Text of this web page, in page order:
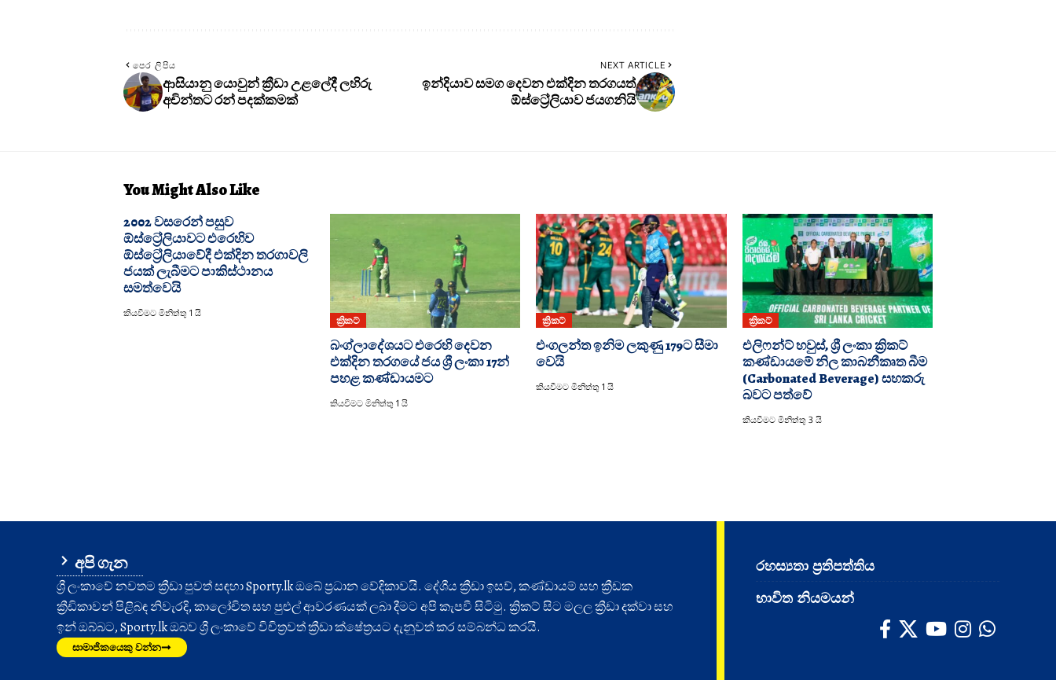
පෙර ලිපිය
ආසියානු යොවුන් ක්‍රීඩා උළලේදී ලහිරු
අචින්තට රන් පදක්කමක්
NEXT ARTICLE
ඉන්දියාව සමග දෙවන එක්දින තරගයත්
ඕස්ට්‍රේලියාව ජයගනියි
You Might Also Like
2002 වසරෙන් පසුව
ඕස්ට්‍රේලියාවට එරෙහිව
ඕස්ට්‍රේලියාවේදී එක්දින තරගාවලි
ජයක් ලැබීමට පාකිස්ථානය
සමත්වෙයි
කියවීමට මිනිත්තු 1 යි
ක්‍රිකට්
බංග්ලාදේශයට එරෙහි දෙවන
එක්දින තරගයේ ජය ශ්‍රී ලංකා 17න්
පහළ කණ්ඩායමට
කියවීමට මිනිත්තු 1 යි
ක්‍රිකට්
එංගලන්ත ඉනිම ලකුණු 179ට සීමා
වෙයි
කියවීමට මිනිත්තු 1 යි
ක්‍රිකට්
එලිෆන්ට් හවුස්, ශ්‍රී ලංකා ක්‍රිකට්
කණ්ඩායමේ නිල කාබනීකෘත බීම
(Carbonated Beverage) සහකරු
බවට පත්වේ
කියවීමට මිනිත්තු 3 යි
අපි ගැන
ශ්‍රී ලංකාවේ නවතම ක්‍රීඩා පුවත් සඳහා Sporty.lk ඔබේ ප්‍රධාන වේදිකාවයි. දේශීය ක්‍රීඩා ඉසව්, කණ්ඩායම් සහ ක්‍රීඩක
ක්‍රීඩිකාවන් පිළිබඳ නිවැරදි, කාලෝචිත සහ පුළුල් ආවරණයක් ලබා දීමට අපි කැපවී සිටිමු. ක්‍රිකට් සිට මලල ක්‍රීඩා දක්වා සහ
ඉන් ඔබ්බට, Sporty.lk ඔබව ශ්‍රී ලංකාවේ විචිත්‍රවත් ක්‍රීඩා ක්ෂේත්‍රයට දැනුවත් කර සම්බන්ධ කරයි.
සාමාජිකයෙකු වන්න
රහස්‍යතා ප්‍රතිපත්තිය
භාවිත නියමයන්